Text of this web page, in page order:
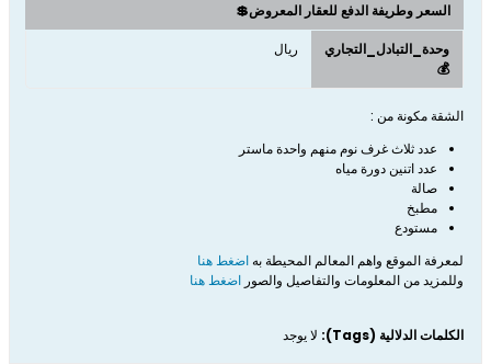
السعر وطريفة الدفع للعقار المعروض💲
وحدة_التبادل_التجاري
💰
ريال
الشقة مكونة من :
عدد ثلاث غرف نوم منهم واحدة ماستر
عدد اتنين دورة مياه
صالة
مطبخ
مستودع
لمعرفة الموقع واهم المعالم المحيطة بهاضغط هنا
وللمزيد من المعلومات والتفاصيل والصور اضغط هنا
الكلمات الدلالية (Tags): لا يوجد